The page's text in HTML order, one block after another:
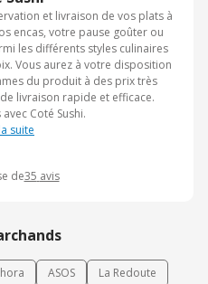
et livraison de vos plats à
encas, votre pause goûter ou
les différents styles culinaires
Vous aurez à votre disposition
du produit à des prix très
livraison rapide et efficace.
Coté Sushi.
suite
de35 avis
ASOS
La Redoute